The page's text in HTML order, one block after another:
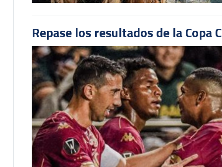
Repase los resultados de la Copa